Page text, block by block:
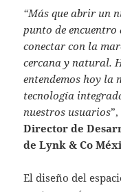
“Más que abrir un
punto de encuentro
conectar con la
cercana y natural.
entendemos hoy la
tecnología
nuestros usuarios
Director de
de Lynk & Co
El diseño del